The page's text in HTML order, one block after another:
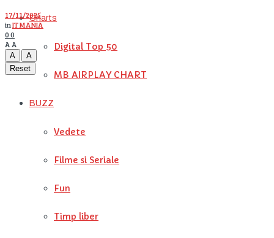
Charts
Digital Top 50
MB AIRPLAY CHART
BUZZ
Vedete
Filme si Seriale
Fun
Timp liber
17/11/2025
inIT MANIA
00
A A
A
A
Reset